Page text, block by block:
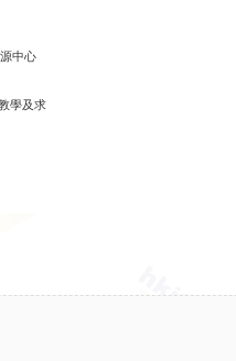
中心
學及求